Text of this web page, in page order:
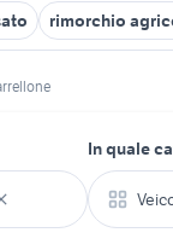
rimorchio
In quale